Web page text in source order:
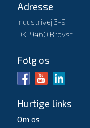
Adresse
Industrivej 3-9
DK-9460 Brovst
Følg os
Hurtige links
Om os